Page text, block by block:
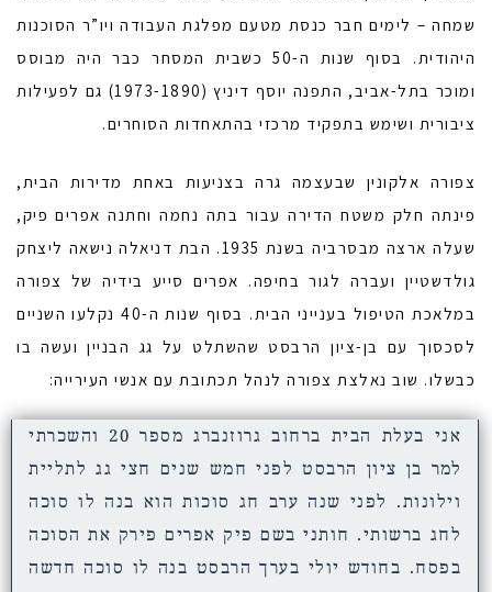
שמחה – לימים חבר כנסת מטעם מפלגת העבודה ויו”ר הסוכנות
היהודית. בסוף שנות ה-50 כשבית המסחר כבר היה מבוסס
ומוכר בתל-אביב, התפנה יוסף דיניץ (1973-1890) גם לפעילות
ציבורית ושימש בתפקיד מרכזי בהתאחדות הסוחרים.
צפורה אלקונין שבעצמה גרה בצניעות באחת מדירות הבית,
פינתה חלק משטח הדירה עבור בתה נחמה וחתנה אפרים פיק,
שעלה ארצה מבסרביה בשנת 1935. הבת דניאלה נישאה ליצחק
גולדשטיין ועברה לגור בחיפה. אפרים סייע בידיה של צפורה
במלאכת הטיפול בענייני הבית. בסוף שנות ה-40 נקלעו השניים
לסכסוך עם בן-ציון הרבסט שהשתלט על גג הבניין ועשה בו
כבשלו. שוב נאלצת צפורה לנהל תכתובת עם אנשי העירייה:
אני בעלת הבית ברחוב גרוזנברג מספר 20 והשכרתי
למר בן ציון הרבסט לפני חמש שנים חצי גג לתליית
וילונות. לפני שנה ערב חג סוכות הוא בנה לו סוכה
לחג ברשותי. חותני בשם פיק אפרים פירק את הסוכה
בפסח. בחודש יולי בערך הרבסט בנה לו סוכה חדשה